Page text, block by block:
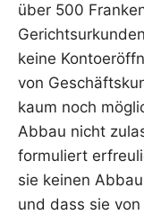
über 500
keine
von
kaum noch
Abbau nicht
formuliert
sie keinen
und dass sie